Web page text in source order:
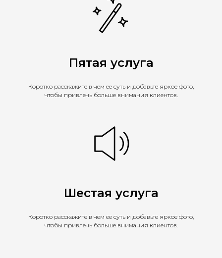
Пятая услуга
Коротко расскажите в чем ее суть и добавьте яркое фото,
чтобы привлечь больше внимания клиентов.
Шестая услуга
Коротко расскажите в чем ее суть и добавьте яркое фото,
чтобы привлечь больше внимания клиентов.